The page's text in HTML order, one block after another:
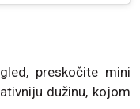
preskočite mini
dužinu, kojom